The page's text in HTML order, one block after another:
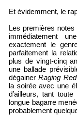
Et évidemment, le
Les premières notes
immédiatement
exactement le
parfaitement la
plus de vingt-cinq
une ballade
dégainerRaging Red
la soirée avec une
d’ailleurs, tant
longue bagarre
probablement